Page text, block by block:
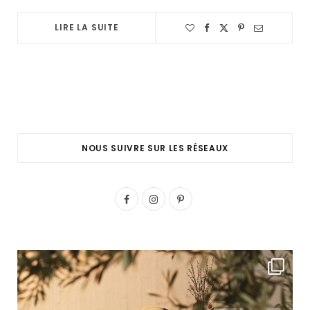
LIRE LA SUITE
NOUS SUIVRE SUR LES RÉSEAUX
F
e
I
a
P
e